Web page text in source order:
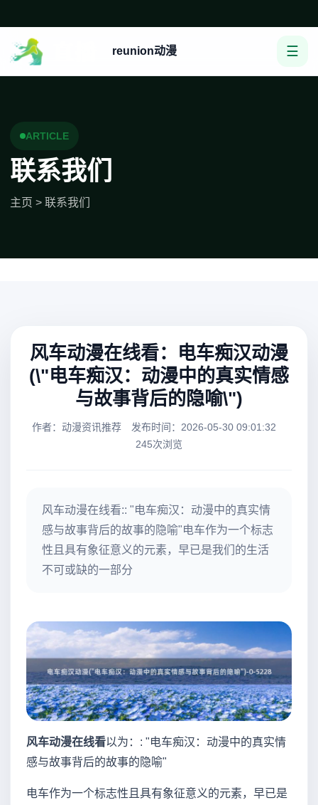
reunion动漫 ☰
ARTICLE
联系我们
主页 > 联系我们
风车动漫在线看：电车痴汉动漫
(\"电车痴汉：动漫中的真实情感
与故事背后的隐喻\")
作者：动漫资讯推荐
发布时间：2026-05-30 09:01:32
245次浏览
风车动漫在线看:: "电车痴汉：动漫中的真实情
感与故事背后的故事的隐喻"电车作为一个标志
性且具有象征意义的元素，早已是我们的生活
不可或缺的一部分
风车动漫在线看以为：: "电车痴汉：动漫中的真实情
感与故事背后的故事的隐喻"
电车作为一个标志性且具有象征意义的元素，早已是